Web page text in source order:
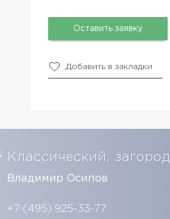
Оставить заявку
Добавить в закладки
Классический,
Владимир Осипов
+7 (495) 925-33-77